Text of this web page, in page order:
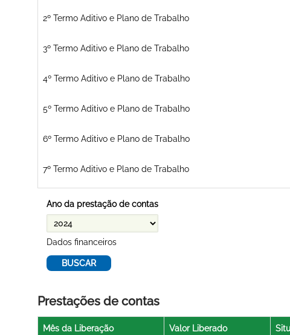
2º Termo Aditivo e Plano de Trabalho
3º Termo Aditivo e Plano de Trabalho
4º Termo Aditivo e Plano de Trabalho
5º Termo Aditivo e Plano de Trabalho
6º Termo Aditivo e Plano de Trabalho
7º Termo Aditivo e Plano de Trabalho
Ano da prestação de contas
Dados financeiros
Prestações de contas
Mês da Liberação Valor Liberado